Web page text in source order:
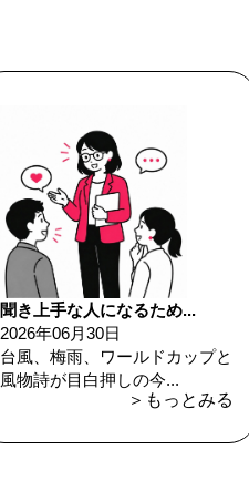
聞き上手な人になるため...
2026年06月30日
台風、梅雨、ワールドカップと
風物詩が目白押しの今...
＞もっとみる